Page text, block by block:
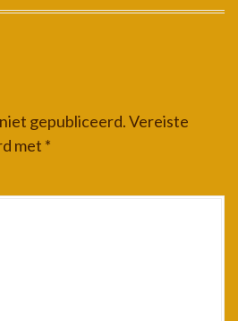
gepubliceerd.Vereiste
met *